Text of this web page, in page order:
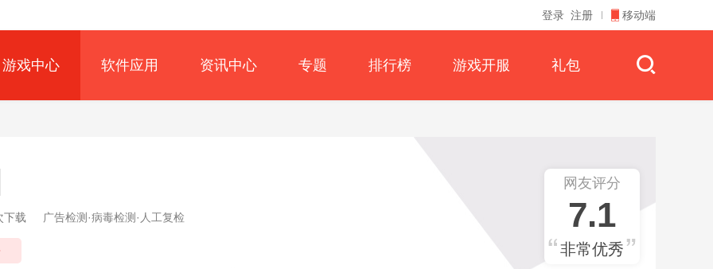
登录 注册 移动端
游戏中心 软件应用 资讯中心 专题 排行榜 游戏开服 礼包
下载 广告检测·病毒检测·人工复检
网友评分
7.1
非常优秀